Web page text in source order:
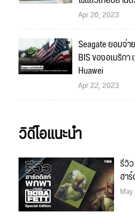
Apr 26, 2023
Seagate ยอมจ่
BIS ของอเมริก
Huawei
Apr 22, 2023
วิดีโอแนะนำ
รีวิ
ฮา